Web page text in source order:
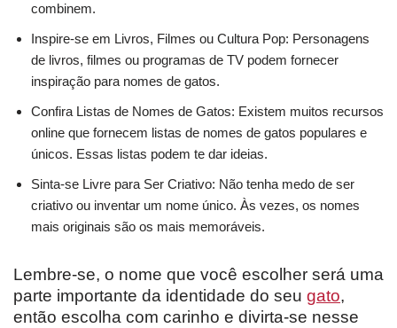
combinem.
Inspire-se em Livros, Filmes ou Cultura Pop: Personagens
de livros, filmes ou programas de TV podem fornecer
inspiração para nomes de gatos.
Confira Listas de Nomes de Gatos: Existem muitos recursos
online que fornecem listas de nomes de gatos populares e
únicos. Essas listas podem te dar ideias.
Sinta-se Livre para Ser Criativo: Não tenha medo de ser
criativo ou inventar um nome único. Às vezes, os nomes
mais originais são os mais memoráveis.
Lembre-se, o nome que você escolher será uma
parte importante da identidade do seu gato,
então escolha com carinho e divirta-se nesse